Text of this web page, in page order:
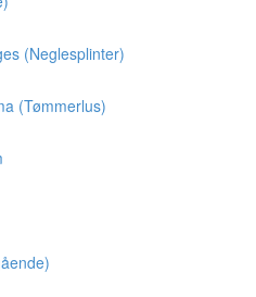
(Neglesplinter)
(Tømmerlus)